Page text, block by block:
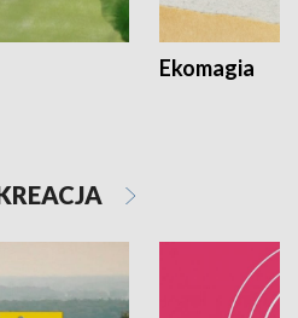
Ekomagia